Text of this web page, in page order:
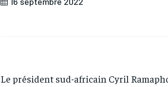
Le président sud-africain Cyril